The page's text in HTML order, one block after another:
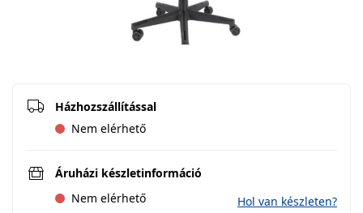
Házhozszállítással
Nem elérhető
Áruházi készletinformáció
Nem elérhető
Hol van készleten?